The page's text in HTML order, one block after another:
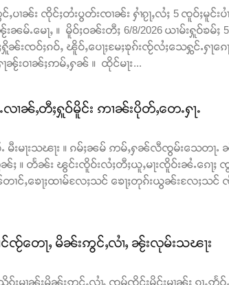
ၼ်း ၸိုင်ႈတႆးပွတ်းၸၢၼ်း ႁၢႆၵႂႃႇလႆႈ 5 ၸူဝ်ႈမူင်းပၢႆ
ႉမေႃႇ ။ မိူဝ်ႈဝၼ်းတီႈ 6/8/2026 ယၢမ်းႁူဝ်ၶမ်ႈ
ၸဝ်ႈၵဝ်ႇ ၽိူဝ်ႇပေႃႈမႄႈၶုၵ်းၸႂ်လႆႈသေႁွင်ႉႁႃၵေ
ႃၼႂ်းဝၢၼ်ႈဢမ်ႇႁၼ် ။ ထိုင်မႃး...
ၢၼ်ႇတီႈႁူဝ်မိူင်း ဢၢၼ်းပိုတ်ႇတေႉႁႃႉ
းမႃးသၽႃး ။ ၵမ်ႈၼမ် ဢမ်ႇႁၼ်လီၸွမ်းသေတႃႉ
ႈ ။ တႅၼ်း ၽွင်းၸိူဝ်းလႆႈတီႈယူႇမႃးၸိူဝ်းၼႆႉၵေႃႈ
ႇၶေႃႈထၢမ်လႄႈသင် ၶေႃႈတုၵ်းယွၼ်းလႄႈသင်
ၸႂ်တေႃႇ မိၼ်းဢွင်ႇလၢႆႇ ၼႂ်းလုမ်းသၽႃး
းမၢၼ်ႈမိၼ်းဢွင်ႇလၢႆႇ ၸွမ်ၸိုင်ႈမိူင်းမၢၼ်ႈ ၵႂႃႇဢႅ